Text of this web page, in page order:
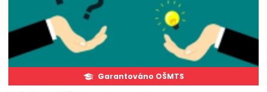
Garantováno OŠMTS